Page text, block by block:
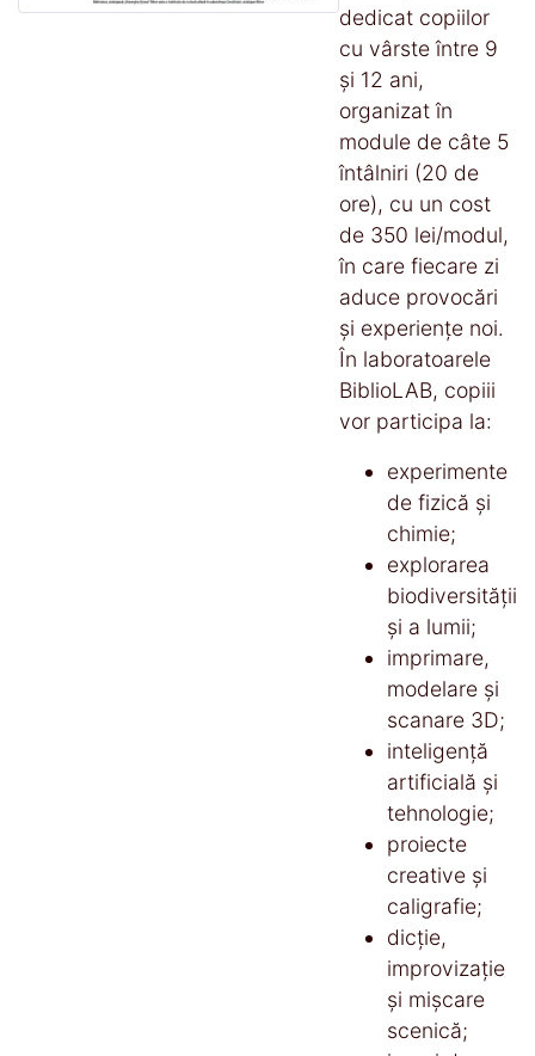
dedicat copiilor
cu vârste între 9
și 12 ani,
organizat în
module de câte 5
întâlniri (20 de
ore), cu un cost
de 350 lei/modul,
în care fiecare zi
aduce provocări
și experiențe noi.
În laboratoarele
BiblioLAB, copiii
vor participa la:
experimente
de fizică și
chimie;
explorarea
biodiversității
și a lumii;
imprimare,
modelare și
scanare 3D;
inteligență
artificială și
tehnologie;
proiecte
creative și
caligrafie;
dicție,
improvizație
și mișcare
scenică;